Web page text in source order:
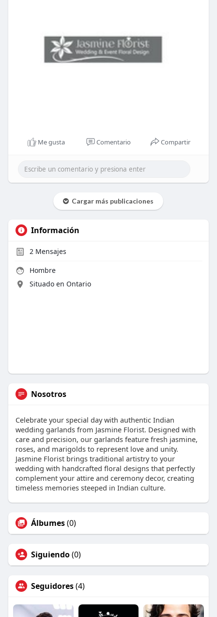
Me gusta Comentario Compartir
Cargar más publicaciones
Información
2Mensajes
Hombre
Situado en Ontario
Nosotros
Celebrate your special day with authentic Indian
wedding garlands from Jasmine Florist. Designed with
care and precision, our garlands feature fresh jasmine,
roses, and marigolds to represent love and unity.
Jasmine Florist brings traditional artistry to your
wedding with handcrafted floral designs that perfectly
complement your attire and ceremony decor, creating
timeless memories steeped in Indian culture.
Álbumes(0)
Siguiendo(0)
Seguidores(4)